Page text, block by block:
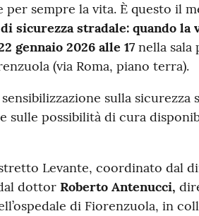
sempre la vita. È questo il
sicurezza stradale: quando la
gennaio 2026 alle 17nella sala
(via Roma, piano terra).
sulla sicurezza
sulle possibilità di cura
Levante, coordinato dal
dottor Roberto Antenucci,
di Fiorenzuola, in